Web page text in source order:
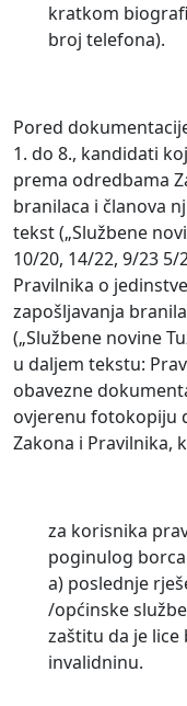
kratkom
broj telefona).
Pored
1. do 8., kandidati
prema odredbama
branilaca i članova
tekst („Službene
10/20, 14/22, 9/23
Pravilnika o
zapošljavanja
(„Službene novine
u daljem tekstu:
obavezne
ovjerenu fotokopiju
Zakona i Pravilnika,
za korisnika
poginulog borca
a) poslednje
/općinske
zaštitu da je
invalidninu.